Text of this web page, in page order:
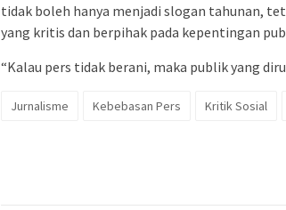
tidak boleh hanya menjadi slogan tahunan,
yang kritis dan berpihak pada kepentingan
“Kalau pers tidak berani, maka publik yang
Jurnalisme Kebebasan Pers Kritik Sosial